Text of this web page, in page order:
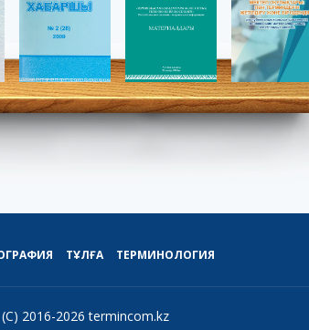
ТҰЛҒА ТЕРМИНОЛОГИЯ
(C) 2016-2026 termincom.kz